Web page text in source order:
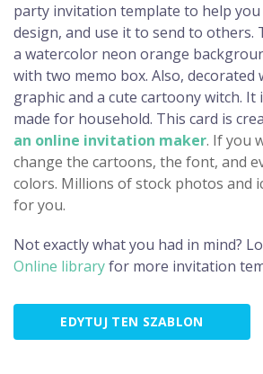
party invitation template to help
design, and use it to send to others.
a watercolor neon orange
with two memo box. Also, decorated
graphic and a cute cartoony witch. It
made for household. This card is
an online invitation maker. If you
change the cartoons, the font, and
colors. Millions of stock photos and
for you.
Not exactly what you had in mind?
Online libraryfor more invitation
EDYTUJ TEN SZABLON